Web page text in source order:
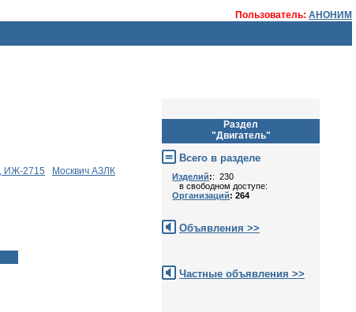
Пользователь: АНОНИМ
ИЖ-2715
Москвич АЗЛК
Раздел
"Двигатель"
Всего в разделе
Изделий:: 230
в свободном доступе:
Организаций: 264
Объявления >>
Частные объявления >>